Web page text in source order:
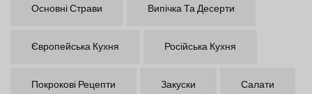
Основні Страви Випічка Та Десерти
Європейська Кухня Російська Кухня
Покрокові Рецепти Закуски Салати